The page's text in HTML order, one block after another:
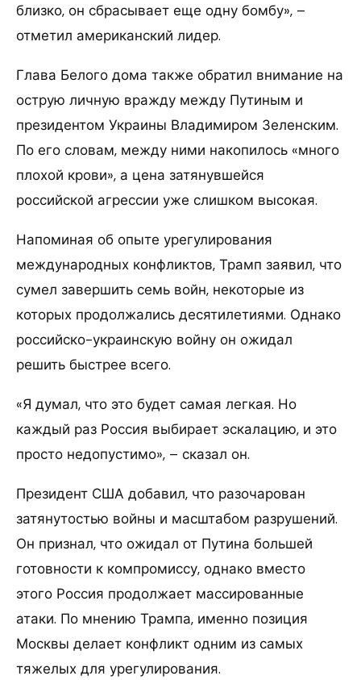
близко, он сбрасывает еще одну бомбу», –
отметил американский лидер.
Глава Белого дома также обратил внимание на
острую личную вражду между Путиным и
президентом Украины Владимиром Зеленским.
По его словам, между ними накопилось «много
плохой крови», а цена затянувшейся
российской агрессии уже слишком высокая.
Напоминая об опыте урегулирования
международных конфликтов, Трамп заявил, что
сумел завершить семь войн, некоторые из
которых продолжались десятилетиями. Однако
российско-украинскую войну он ожидал
решить быстрее всего.
«Я думал, что это будет самая легкая. Но
каждый раз Россия выбирает эскалацию, и это
просто недопустимо», – сказал он.
Президент США добавил, что разочарован
затянутостью войны и масштабом разрушений.
Он признал, что ожидал от Путина большей
готовности к компромиссу, однако вместо
этого Россия продолжает массированные
атаки. По мнению Трампа, именно позиция
Москвы делает конфликт одним из самых
тяжелых для урегулирования.